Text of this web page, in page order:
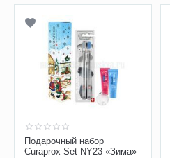
Подарочный набор
Curaprox Set NY23 «Зима»